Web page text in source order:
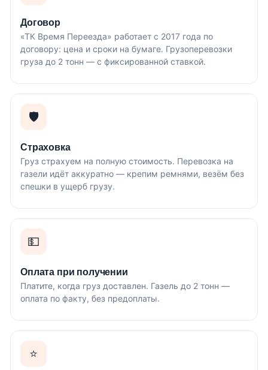
Договор
«ТК Время Переезда» работает с 2017 года по
договору: цена и сроки на бумаге. Грузоперевозки
груза до 2 тонн — с фиксированной ставкой.
🛡️
Страховка
Груз страхуем на полную стоимость. Перевозка на
газели идёт аккуратно — крепим ремнями, везём без
спешки в ущерб грузу.
💵
Оплата при получении
Платите, когда груз доставлен. Газель до 2 тонн —
оплата по факту, без предоплаты.
⭐